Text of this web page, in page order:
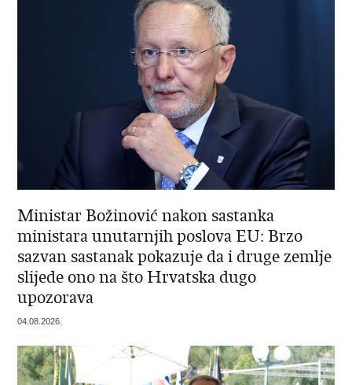
Ministar Božinović nakon sastanka
ministara unutarnjih poslova EU: Brzo
sazvan sastanak pokazuje da i druge zemlje
slijede ono na što Hrvatska dugo
upozorava
04.08.2026.